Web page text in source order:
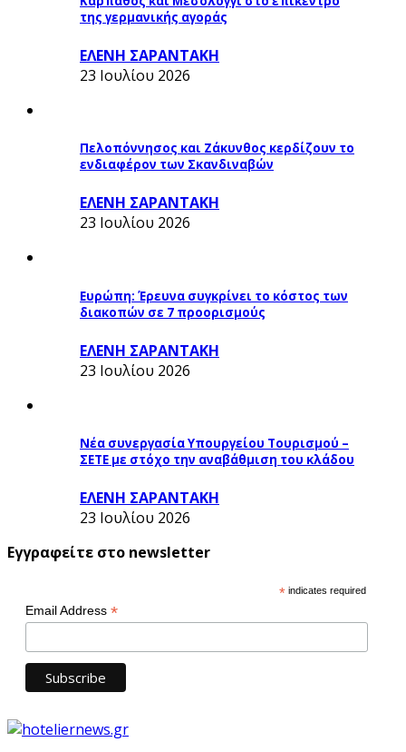
της γερμανικής αγοράς
ΕΛΕΝΗ ΣΑΡΑΝΤΑΚΗ
23 Ιουλίου 2026
Πελοπόννησος και Ζάκυνθος κερδίζουν το
ενδιαφέρον των Σκανδιναβών
ΕΛΕΝΗ ΣΑΡΑΝΤΑΚΗ
23 Ιουλίου 2026
Ευρώπη: Έρευνα συγκρίνει το κόστος των
διακοπών σε 7 προορισμούς
ΕΛΕΝΗ ΣΑΡΑΝΤΑΚΗ
23 Ιουλίου 2026
Νέα συνεργασία Υπουργείου Τουρισμού –
ΣΕΤΕ με στόχο την αναβάθμιση του κλάδου
ΕΛΕΝΗ ΣΑΡΑΝΤΑΚΗ
23 Ιουλίου 2026
Εγγραφείτε στο newsletter
* indicates required
Email Address *